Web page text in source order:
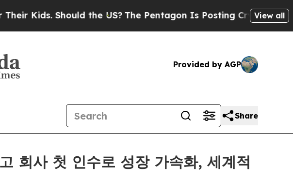
Should the US? The Pentagon Is Posting Cryptic BiblicalView all
Provided by AGP
Share
회사 첫 인수로 성장 가속화, 세계적